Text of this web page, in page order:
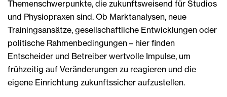
Themenschwerpunkte, die zukunftsweisend für Studios
und Physiopraxen sind. Ob Marktanalysen, neue
Trainingsansätze, gesellschaftliche Entwicklungen oder
politische Rahmenbedingungen – hier finden
Entscheider und Betreiber wertvolle Impulse, um
frühzeitig auf Veränderungen zu reagieren und die
eigene Einrichtung zukunftssicher aufzustellen.